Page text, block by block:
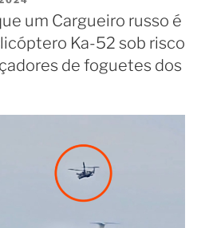
um Cargueiro russo é
Ka-52 sob risco
de foguetes dos